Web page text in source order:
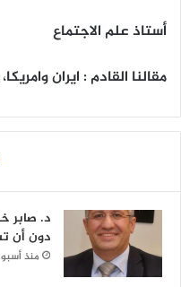
أستاذ علم الاجتماع
مقالنا القادم : ايران
د. صابر
دون أن
منذ